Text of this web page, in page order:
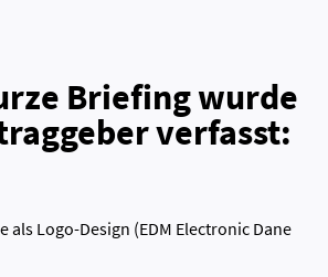
Briefing wurde
verfasst:
als Logo-Design (EDM Electronic Dane